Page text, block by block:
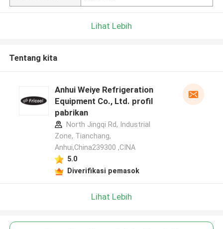
Lihat Lebih
Tentang kita
Anhui Weiye Refrigeration
Equipment Co., Ltd. profil
pabrikan
North Jingqi Rd, Industrial
Zone, Tianchang,
Anhui,China239300 ,CINA
5.0
Diverifikasi pemasok
Lihat Lebih